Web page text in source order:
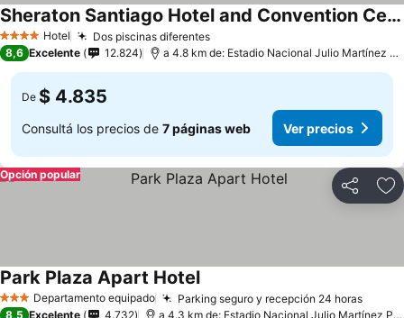
4 EstrellasHotel Dos piscinas diferentes
Sheraton Santiago Hotel and Convention Center
8,6 Excelente 12.824 a 4.8 km de: Estadio Nacional Julio Martínez Prádanos
De $ 4.835
Consultá los precios de 7 páginas web Ver precios
Compartir
Opción popular
3 EstrellasDepartamento equipado Parking seguro y recepción 24 horas
Park Plaza Apart Hotel
8,5 Excelente 4.732 a 4.3 km de: Estadio Nacional Julio Martínez Prádanos